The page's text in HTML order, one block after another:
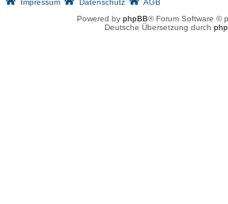
Impressum Datenschutz
AGB
Powered by phpBB® Forum Software ©
Deutsche Übersetzung durch